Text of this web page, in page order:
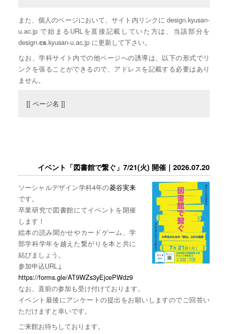
また、個人のページにおいて、サイト内リンクに design.kyusan-
u.ac.jp で始まるURLを直接記載していた方は、当該部分を
design.cs.kyusan-u.ac.jp に更新して下さい。
なお、学科サイト内での他ページへの誘導は、以下の形式でリ
ンクを張ることができるので、アドレスを記載する必要はあり
ません。
[[ ページ名 ]]
イベント「図書館で繋ぐ」7/21(火) 開催｜2026.07.20
ソーシャルデザイン学科4年の菱谷実来
です。
卒業研究で図書館にてイベントを開催
します！
絵本の読み聞かせやカードゲーム、学
部学科学年を越えた繋がりを本と共に
結びましょう。
参加申込URL↓
https://forms.gle/AT9WZs3yEjcePWdz9
なお、直前の参加も受け付けております。
イベント最後にアンケートの提出をお願いしますのでご回答い
ただけますと幸いです。
ご来館お待ちしております。